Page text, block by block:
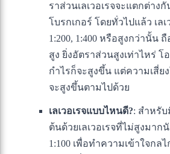
ราส่วนเลเวอเรจจะแตกต่าง
โบรกเกอร์ โดยทั่วไปแล้ว เลเ
1:200, 1:400 หรือสูงกว่านั้น ถื
สูง ยิ่งอัตราส่วนสูงเท่าไหร่ โ
กำไรก็จะสูงขึ้น แต่ความเสี่ย
จะสูงขึ้นตามไปด้วย
เลเวอเรจแบบไหนดี?: สำหรับ
ต้นด้วยเลเวอเรจที่ไม่สูงมาก
1:100 เพื่อทำความเข้าใจกล